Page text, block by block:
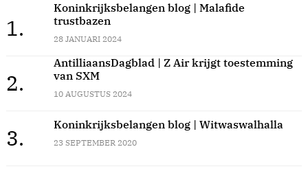
1.
Koninkrijksbelangen blog | Malafide
trustbazen
28 JANUARI 2024
2.
AntilliaansDagblad | Z Air krijgt toestemming
van SXM
10 AUGUSTUS 2024
3.
Koninkrijksbelangen blog | Witwaswalhalla
23 SEPTEMBER 2020